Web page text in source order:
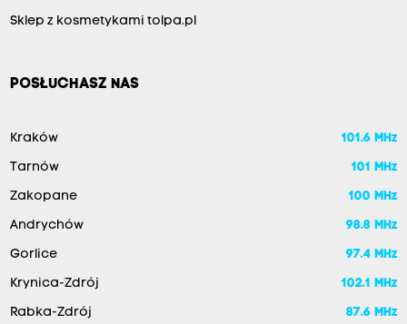
Sklep z kosmetykami tolpa.pl
POSŁUCHASZ NAS
Kraków 101.6 MHz
Tarnów 101 MHz
Zakopane 100 MHz
Andrychów 98.8 MHz
Gorlice 97.4 MHz
Krynica-Zdrój 102.1 MHz
Rabka-Zdrój 87.6 MHz